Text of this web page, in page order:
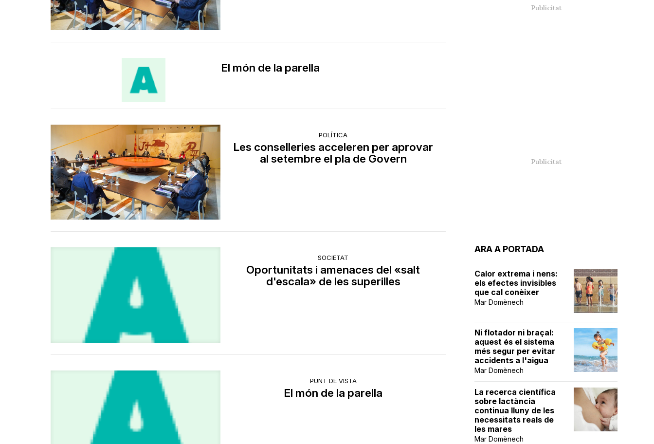
El món de la parella
POLÍTICA
Les conselleries acceleren per aprovar
al setembre el pla de Govern
SOCIETAT
Oportunitats i amenaces del «salt
d'escala» de les superilles
PUNT DE VISTA
El món de la parella
ARA A PORTADA
Calor extrema i nens:
els efectes invisibles
que cal conèixer
Mar Domènech
Ni flotador ni braçal:
aquest és el sistema
més segur per evitar
accidents a l'aigua
Mar Domènech
La recerca científica
sobre lactància
continua lluny de les
necessitats reals de
les mares
Mar Domènech